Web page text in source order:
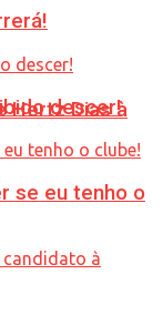
Hertz Dias à
descer!
se eu tenho o